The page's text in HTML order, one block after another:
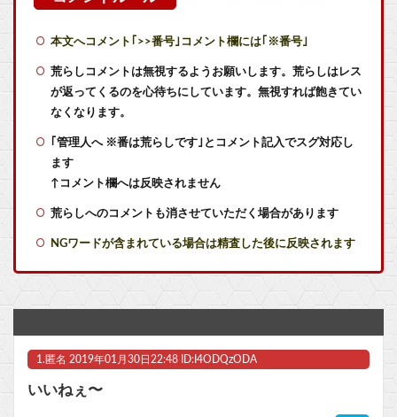
【艦これ】ヴァトールはなんて呼べばいいんだろうね
フロム以外の高難易度ゲーをやらない理由ｗｗｗｗ
Switch2版『モンハンワイルズ』の動作環境が判明！
『ほの暮しの庭』Switch2版 21,965本、Switch版 12,458本
あまりにも酷すぎる出来でバカにされまくったアニメ『ワンダンス』、原作者本人が手書きアニメを投稿した結果・・・ｗｗｗｗｗｗ他
【ラブライブ！】声優との1体1イベントみんななに話すの？他
本文へコメント｢>>番号｣コメント欄には｢※番号｣
荒らしコメントは無視するようお願いします。荒らしはレス
が返ってくるのを心待ちにしています。無視すれば飽きてい
なくなります。
｢管理人へ ※番は荒らしです｣とコメント記入でスグ対応し
ます
↑コメント欄へは反映されません
荒らしへのコメントも消させていただく場合があります
NGワードが含まれている場合は精査した後に反映されます
1. 匿名 2019年01月30日22:48 ID:I4ODQzODA
いいねぇ〜